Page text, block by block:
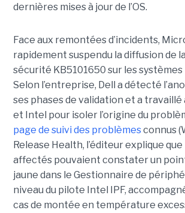
dernières mises à jour de l’OS.
Face aux remontées d’incidents,
rapidement suspendu la diffusion de
sécurité KB5101650 sur les
Selon l’entreprise, Dell a détecté
ses phases de validation et a
et Intel pour isoler l’origine du
page de suivi des problèmesconnus
Release Health, l’éditeur explique
affectés pouvaient constater un
jaune dans le Gestionnaire de
niveau du pilote Intel IPF,
cas de montée en température